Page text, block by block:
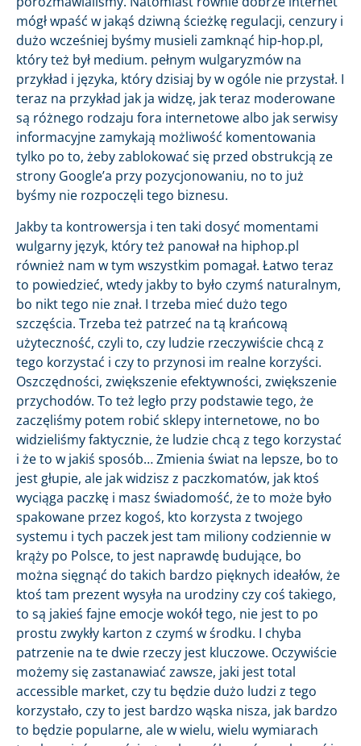
mógł wpaść w jakąś dziwną ścieżkę regulacji, cenzury i
dużo wcześniej byśmy musieli zamknąć hip-hop.pl,
który też był medium. pełnym wulgaryzmów na
przykład i języka, który dzisiaj by w ogóle nie przystał. I
teraz na przykład jak ja widzę, jak teraz moderowane
są różnego rodzaju fora internetowe albo jak serwisy
informacyjne zamykają możliwość komentowania
tylko po to, żeby zablokować się przed obstrukcją ze
strony Google’a przy pozycjonowaniu, no to już
byśmy nie rozpoczęli tego biznesu.
Jakby ta kontrowersja i ten taki dosyć momentami
wulgarny język, który też panował na hiphop.pl
również nam w tym wszystkim pomagał. Łatwo teraz
to powiedzieć, wtedy jakby to było czymś naturalnym,
bo nikt tego nie znał. I trzeba mieć dużo tego
szczęścia. Trzeba też patrzeć na tą krańcową
użyteczność, czyli to, czy ludzie rzeczywiście chcą z
tego korzystać i czy to przynosi im realne korzyści.
Oszczędności, zwiększenie efektywności, zwiększenie
przychodów. To też legło przy podstawie tego, że
zaczęliśmy potem robić sklepy internetowe, no bo
widzieliśmy faktycznie, że ludzie chcą z tego korzystać
i że to w jakiś sposób… Zmienia świat na lepsze, bo to
jest głupie, ale jak widzisz z paczkomatów, jak ktoś
wyciąga paczkę i masz świadomość, że to może było
spakowane przez kogoś, kto korzysta z twojego
systemu i tych paczek jest tam miliony codziennie w
krąży po Polsce, to jest naprawdę budujące, bo
można sięgnąć do takich bardzo pięknych ideałów, że
ktoś tam prezent wysyła na urodziny czy coś takiego,
to są jakieś fajne emocje wokół tego, nie jest to po
prostu zwykły karton z czymś w środku. I chyba
patrzenie na te dwie rzeczy jest kluczowe. Oczywiście
możemy się zastanawiać zawsze, jaki jest total
accessible market, czy tu będzie dużo ludzi z tego
korzystało, czy to jest bardzo wąska nisza, jak bardzo
to będzie popularne, ale w wielu, wielu wymiarach